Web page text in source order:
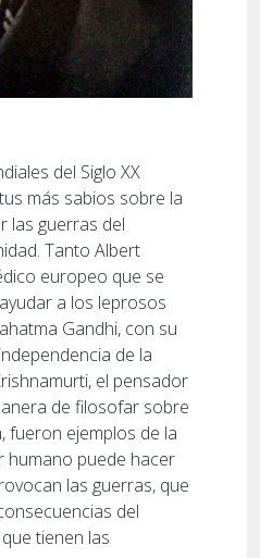
del Siglo XX
más sabios sobre la
las guerras del
Tanto Albert
europeo que se
a los leprosos
Gandhi, con su
de la
el pensador
de filosofar sobre
fueron ejemplos de la
humano puede hacer
las guerras, que
del
tienen las